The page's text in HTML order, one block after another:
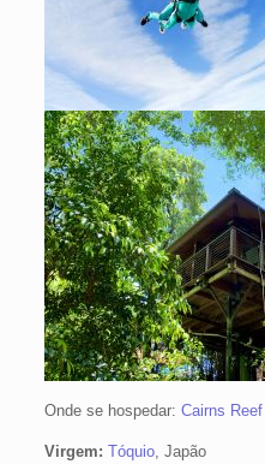
Onde se hospedar: Cairns
Virgem: Tóquio, Japão